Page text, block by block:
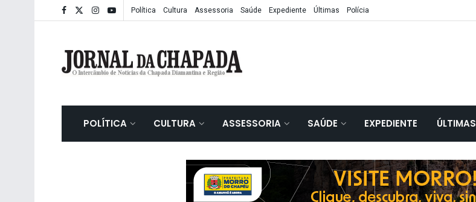
Política Cultura Assessoria Saúde Expediente Últimas Polícia
POLÍTICA CULTURA ASSESSORIA SAÚDE EXPEDIENTE ÚLTIMAS